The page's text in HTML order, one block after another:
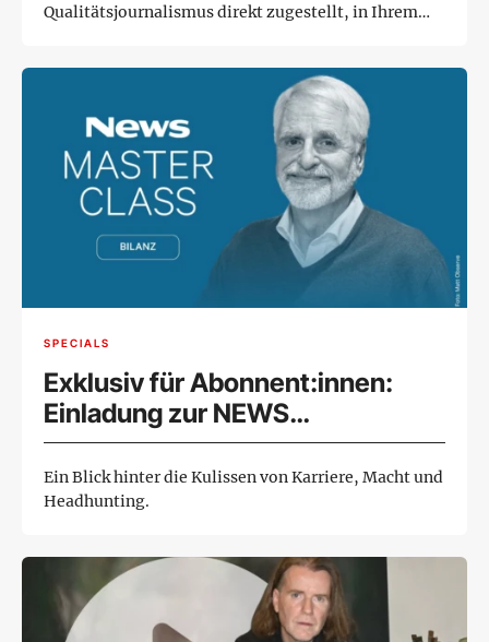
Qualitätsjournalismus direkt zugestellt, in Ihrem
SPECIALS
Exklusiv für Abonnent:innen:
Einladung zur NEWS
MASTERCLASS mit Hans Jorda
Ein Blick hinter die Kulissen von Karriere, Macht und
Headhunting.